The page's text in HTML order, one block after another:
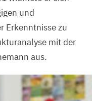
und
Erkenntnisse zu
mit der
aus.